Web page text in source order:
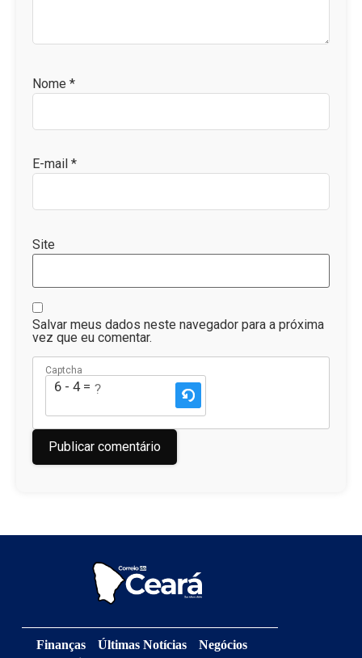
Nome *
E-mail *
Site
Salvar meus dados neste navegador para a próxima
vez que eu comentar.
Captcha
6 - 4 = ?
Finanças Últimas Notícias
Negócios